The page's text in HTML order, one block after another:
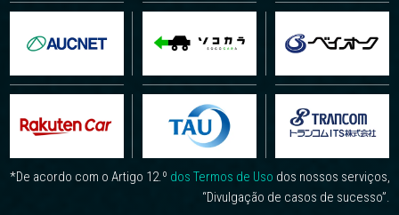
*De acordo com o Artigo 12.º dos Termos de Uso dos nossos serviços,
“Divulgação de casos de sucesso”.